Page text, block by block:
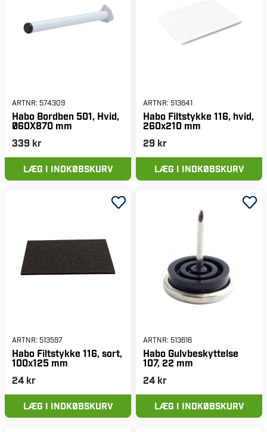
ARTNR: 574309
Habo Bordben 501, Hvid,
Ø60X870 mm
339 kr
LÆG I INDKØBSKURV
ARTNR: 513641
Habo Filtstykke 116, hvid,
260x210 mm
29 kr
LÆG I INDKØBSKURV
ARTNR: 513597
Habo Filtstykke 116, sort,
100x125 mm
24 kr
LÆG I INDKØBSKURV
ARTNR: 513616
Habo Gulvbeskyttelse
107, 22 mm
24 kr
LÆG I INDKØBSKURV